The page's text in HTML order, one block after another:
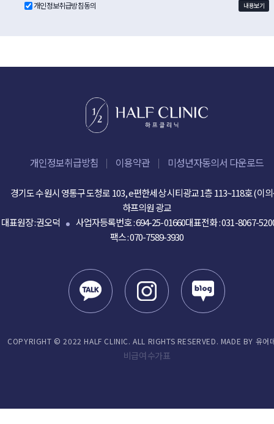
개인정보취급방침동의 내용보기
개인정보취급방침 이용약관 미성년자동의서 다운로드
경기도 수원시 영통구 도청로 103, e편한세상 시티광교 1층 113~118호 (이
하프의원 광교
대표원장 :권오덕
사업자등록번호 : 694-25-01660대표전화 :031-8067-
팩스 : 070-7589-3930
COPYRIGHT © 2022 HALF CLINIC. ALL RIGHTS RESERVED. MADE BY 유어
비급여 수가표